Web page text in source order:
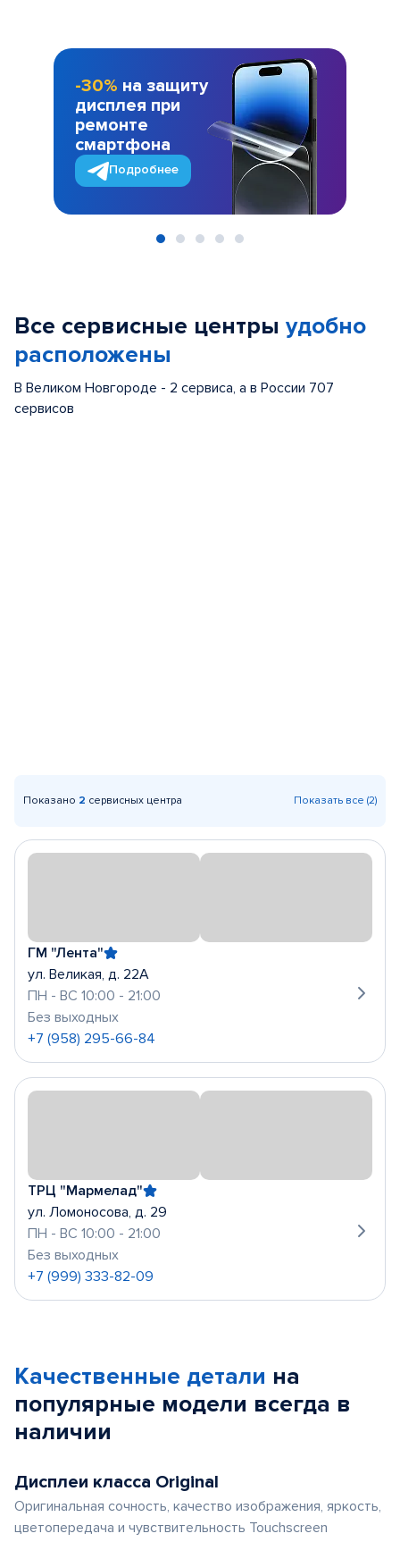
-30% на защиту
дисплея при
ремонте
смартфона
Подробнее
Все сервисные центры удобно
расположены
В Великом Новгороде - 2 сервиса, а в России 707
сервисов
Показано 2 сервисных центра Показать все (2)
ГМ "Лента"
ул. Великая, д. 22А
ПН - ВС 10:00 - 21:00
Без выходных
+7 (958) 295-66-84
ТРЦ "Мармелад"
ул. Ломоносова, д. 29
ПН - ВС 10:00 - 21:00
Без выходных
+7 (999) 333-82-09
Качественные детали на
популярные модели всегда в
наличии
Дисплеи класса Original
Оригинальная сочность, качество изображения, яркость,
цветопередача и чувствительность Touchscreen